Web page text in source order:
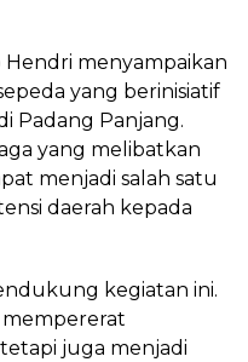
menyampaikan
yang berinisiatif
Padang Panjang.
yang melibatkan
menjadi salah satu
daerah kepada
kegiatan ini.
mempererat
juga menjadi